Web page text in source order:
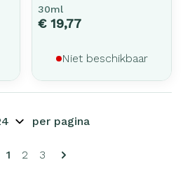
30ml
€ 19,77
Niet beschikbaar
U lees momenteel pagina
1 Pagina
2 Pagina
3
per pagina